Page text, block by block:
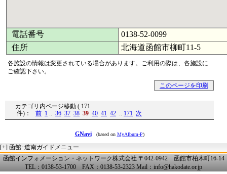
電話番号
0138-52-0099
住所
北海道函館市柳町11-5
各施設の情報は変更されている場合があります。ご利用の際は、各施設に
ご確認下さい。
このページを印刷
カテゴリ内ページ移動 ( 171
件)： 前 1 .. 36 37 38 39 40 41 42 .. 171 次
GNavi (based on MyAlbum-P)
[+] 函館･道南ガイドメニュー
函館インフォメーション・ネットワーク株式会社 〒042-0942 函館市柏木町16-14
TEL：0138-53-1700 FAX：0138-53-2323 Mail：info@hakodate.or.jp